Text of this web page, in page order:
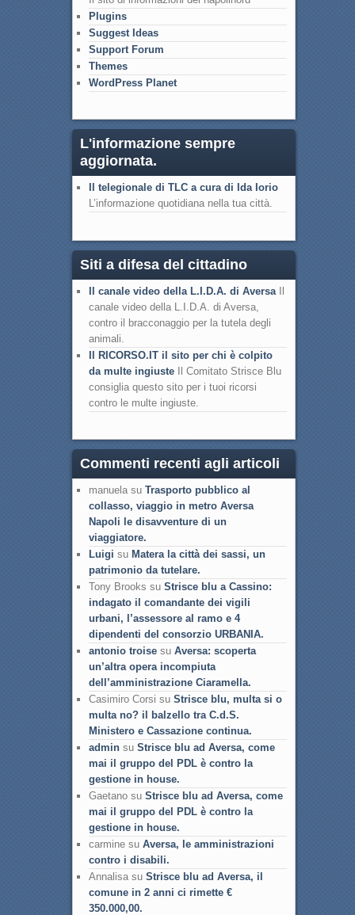
Plugins
Suggest Ideas
Support Forum
Themes
WordPress Planet
L'informazione sempre
aggiornata.
Il telegionale di TLC a cura di Ida Iorio
L’informazione quotidiana nella tua città.
Siti a difesa del cittadino
Il canale video della L.I.D.A. di AversaIl
canale video della L.I.D.A. di Aversa,
contro il bracconaggio per la tutela degli
animali.
Il RICORSO.IT il sito per chi è colpito
da multe ingiusteIl Comitato Strisce Blu
consiglia questo sito per i tuoi ricorsi
contro le multe ingiuste.
Commenti recenti agli articoli
manuela su Trasporto pubblico al
collasso, viaggio in metro Aversa
Napoli le disavventure di un
viaggiatore.
Luigi su Matera la città dei sassi, un
patrimonio da tutelare.
Tony Brooks su Strisce blu a Cassino:
indagato il comandante dei vigili
urbani, l’assessore al ramo e 4
dipendenti del consorzio URBANIA.
antonio troisesu Aversa: scoperta
un’altra opera incompiuta
dell’amministrazione Ciaramella.
Casimiro Corsi su Strisce blu, multa si o
multa no? il balzello tra C.d.S.
Ministero e Cassazione continua.
adminsu Strisce blu ad Aversa, come
mai il gruppo del PDL è contro la
gestione in house.
Gaetano su Strisce blu ad Aversa, come
mai il gruppo del PDL è contro la
gestione in house.
carmine su Aversa, le amministrazioni
contro i disabili.
Annalisa su Strisce blu ad Aversa, il
comune in 2 anni ci rimette €
350.000,00.